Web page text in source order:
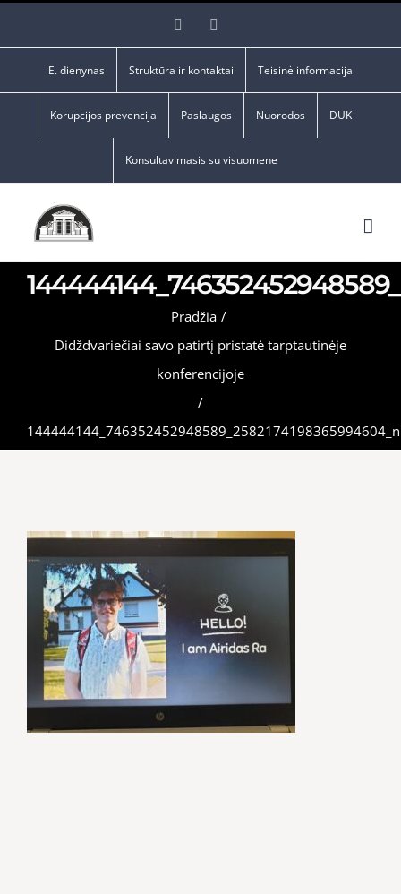
Facebook
E. dienynas Struktūra ir kontaktai Teisinė informacija
Korupcijos prevencija Paslaugos Nuorodos DUK
Konsultavimasis su visuomene
Pradžia /
Didždvariečiai savo patirtį pristatė tarptautinėje
konferencijoje
/
144444144_746352452948589_2582174198365994604_n